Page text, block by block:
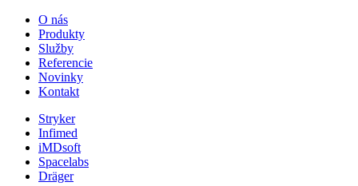
O nás
Produkty
Služby
Referencie
Novinky
Kontakt
Stryker
Infimed
iMDsoft
Spacelabs
Dräger